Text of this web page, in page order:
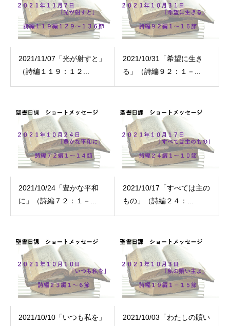
2021/11/07「光が射すと」
（詩編１１９：１２...
2021/10/31「希望に生き
る」（詩編９２：１－...
2021/10/24「豊かな平和
に」（詩編７２：１－...
2021/10/17「すべては主の
もの」（詩編２４：...
2021/10/10「いつも私を」
2021/10/03「わたしの贖い